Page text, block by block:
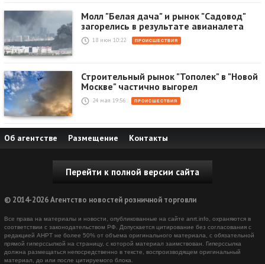
Молл "Белая дача" и рынок "Садовод"
загорелись в результате авианалета
18 июн 10:22 ПРОИСШЕСТВИЯ
Строительный рынок "Тополек" в "Новой
Москве" частично выгорел
24 мая 19:56 ПРОИСШЕСТВИЯ
Об агентстве Размещение Контакты
Перейти к полной версии сайта
© 2014-2026 Агентство новостей розничной торговли
Все права на материалы и новости, опубликованные на сайте anrt.info, охраняются в
соответствии с законодательством РФ. Допускается цитирование без согласования с
редакцией АНРТ не более 50% от объема оригинального материала, с обязательной
прямой гиперссылкой на страницу, с которой материал заимствован. Гиперссылка
должна размещаться непосредственно в тексте, воспроизводящем оригинальный
материал, до или после цитируемого блока.